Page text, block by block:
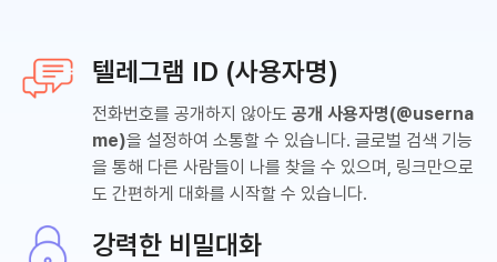
텔레그램 ID (사용자명)
전화번호를 공개하지 않아도 공개 사용자명(@userna
me)을 설정하여 소통할 수 있습니다. 글로벌 검색 기능
을 통해 다른 사람들이 나를 찾을 수 있으며, 링크만으로
도 간편하게 대화를 시작할 수 있습니다.
강력한 비밀대화